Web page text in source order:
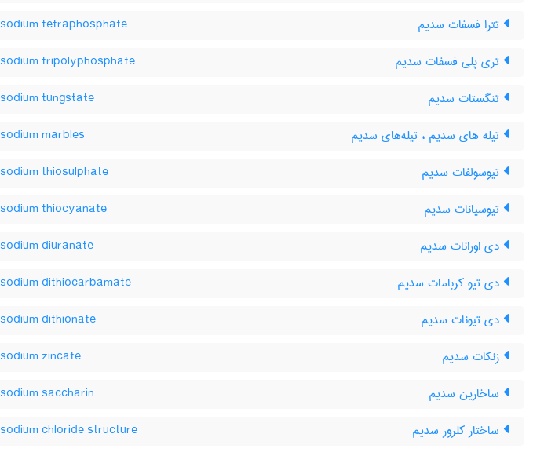
تترا فسفات سدیم sodium tetraphosphate
تری پلی فسفات سدیم sodium tripolyphosphate
تنگستات سدیم sodium tungstate
تیله های سدیم ، تیله‌های سدیم sodium marbles
تیوسولفات سدیم sodium thiosulphate
تیوسیانات سدیم sodium thiocyanate
دی اورانات سدیم sodium diuranate
دی تیو کربامات سدیم sodium dithiocarbamate
دی تیونات سدیم sodium dithionate
زنکات سدیم sodium zincate
ساخارین سدیم sodium saccharin
ساختار کلرور سدیم sodium chloride structure